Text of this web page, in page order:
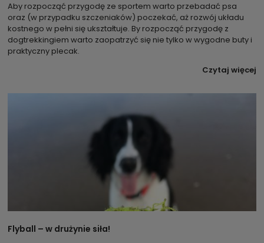
Aby rozpocząć przygodę ze sportem warto przebadać psa
oraz (w przypadku szczeniaków) poczekać, aż rozwój układu
kostnego w pełni się ukształtuje. By rozpocząć przygodę z
dogtrekkingiem warto zaopatrzyć się nie tylko w wygodne buty i
praktyczny plecak.
Czytaj więcej
Flyball – w drużynie siła!